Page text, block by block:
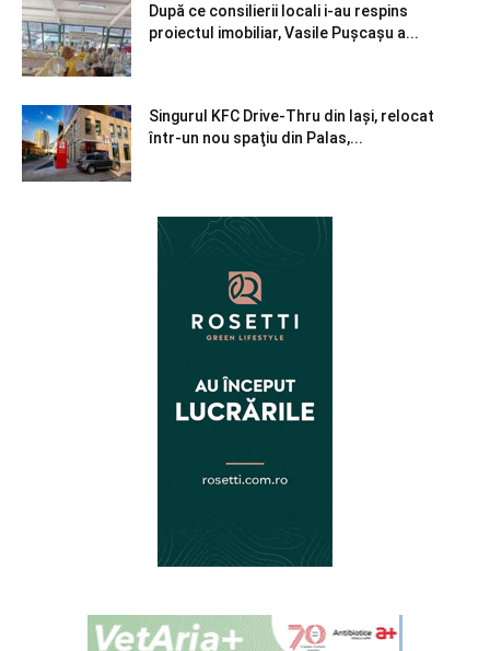
După ce consilierii locali i-au respins
proiectul imobiliar, Vasile Pușcașu a...
Singurul KFC Drive-Thru din Iași, relocat
într-un nou spaţiu din Palas,...